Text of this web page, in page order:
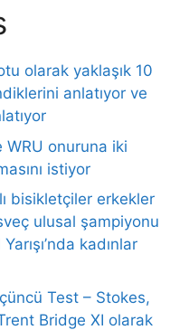
olarak yaklaşık 10
anlatıyor ve
onuruna iki
istiyor
bisikletçiler erkekler
ulusal şampiyonu
kadınlar
Test – Stokes,
Bridge XI olarak